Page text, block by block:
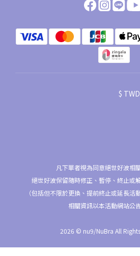
$ TWD
凡下單者視為同意絕世好波相
絕世好波保留隨時修正、暫停、終止或
（包括但不限於更換、提前終止或延長活
相關資訊以本活動網站公
2026 © nu9/NuBra All